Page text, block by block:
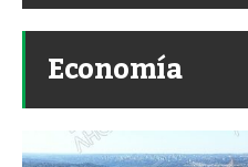
Economía